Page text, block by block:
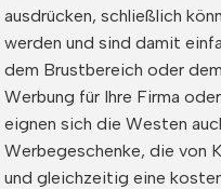
ausdrücken, schließlich
werden und sind damit
dem Brustbereich oder
Werbung für Ihre Firma
eignen sich die Westen
Werbegeschenke, die von
und gleichzeitig eine